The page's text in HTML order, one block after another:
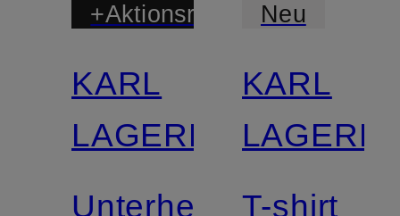
+Aktionsrabatt
KARL
LAGERFELD
Unterhemd
Neu
KARL
T-shirt